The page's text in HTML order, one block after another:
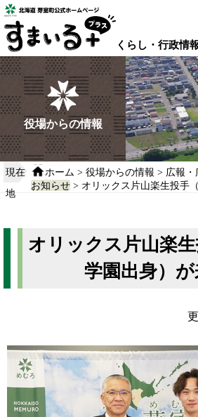
本
文
へ
移
動
る
くらし・行政情
instagram
役場からの情報
現在
地
ホーム > 役場からの情報 > 広報・
お知らせ> オリックス片山楽生投手
オリックス片山楽
学園出身）